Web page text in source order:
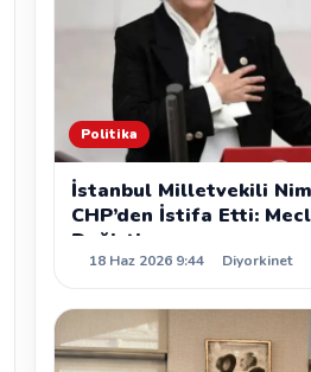
Politika
İstanbul Milletvekili
CHP’den İstifa Etti:
Değişti
18 Haz 2026 9:44 Diyorkinet